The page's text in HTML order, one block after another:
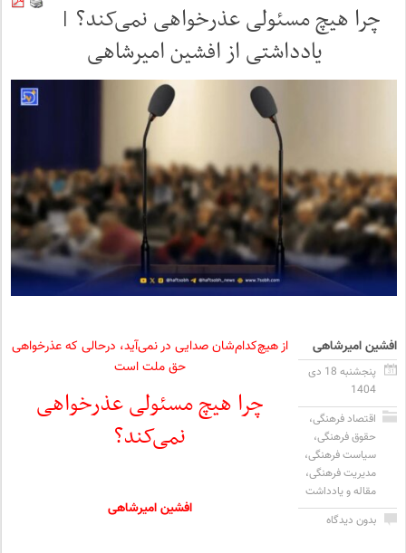
چرا هیچ مسئولی عذرخواهی نمی‌کند؟ |
یادداشتی از افشین امیرشاهی
افشین امیرشاهی
پنجشنبه 18 دی
1404
اقتصاد فرهنگی،
حقوق فرهنگی،
سیاست فرهنگی،
مدیریت فرهنگی،
مقاله و یادداشت
بدون دیدگاه
از هیچ‌کدام‌شان صدایی در نمی‌آید، درحالی که عذرخواهی
حق ملت است
چرا هیچ مسئولی عذرخواهی
نمی‌کند؟
افشین امیرشاهی